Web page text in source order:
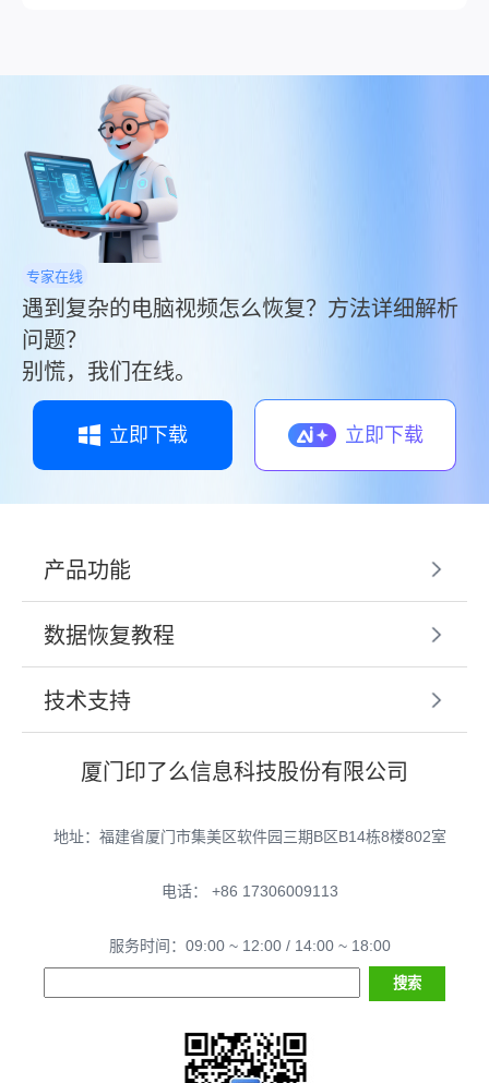
您理性决策、高效止损。
专家在线
遇到复杂的电脑视频怎么恢复？方法详细解析
问题？
别慌，我们在线。
立即下载 立即下载
产品功能
数据恢复教程
技术支持
厦门印了么信息科技股份有限公司
地址：福建省厦门市集美区软件园三期B区B14栋8楼802室
电话： +86 17306009113
服务时间：09:00 ~ 12:00 / 14:00 ~ 18:00